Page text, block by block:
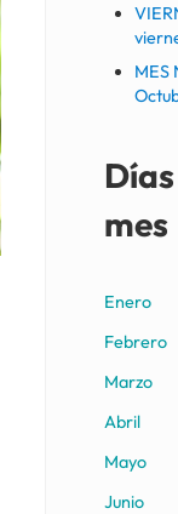
MES
mes
Enero
Febrero
Marzo
Abril
Mayo
Junio